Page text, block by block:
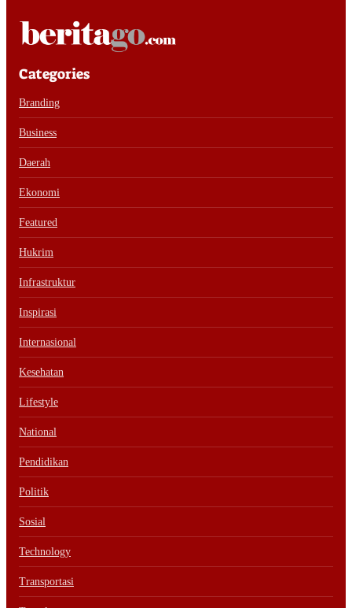
Categories
Branding
Business
Daerah
Ekonomi
Featured
Hukrim
Infrastruktur
Inspirasi
Internasional
Kesehatan
Lifestyle
National
Pendidikan
Politik
Sosial
Technology
Transportasi